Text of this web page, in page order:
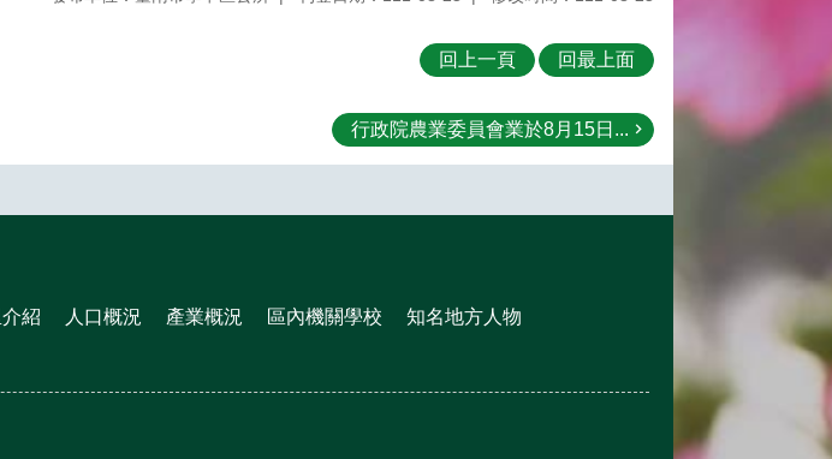
回上一頁 回最上面
行政院農業委員會業於8月15日...
紹 人口概況 產業概況 區內機關學校 知名地方人物